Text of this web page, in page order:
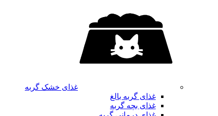
غذای خشک گربه
غذای گربه بالغ
غذای بچه گربه